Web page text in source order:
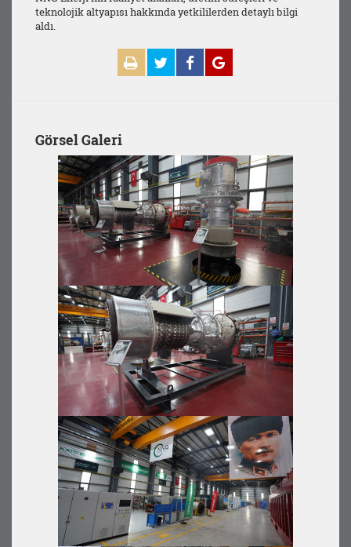
teknolojik altyapısı hakkında yetkililerden detaylı bilgi
aldı.
Görsel Galeri